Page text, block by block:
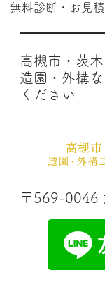
無料診断・お見
高槻市・茨
造園・外構
ください
〒569-0046